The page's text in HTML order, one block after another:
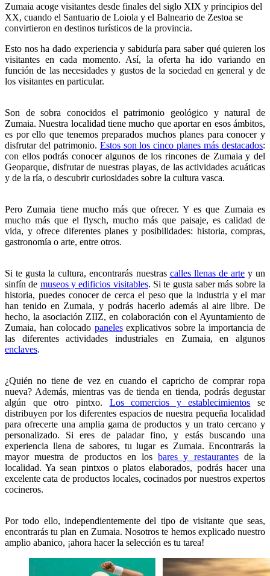
Zumaia acoge visitantes desde finales del siglo XIX y principios del
XX, cuando el Santuario de Loiola y el Balneario de Zestoa se
convirtieron en destinos turísticos de la provincia.
Esto nos ha dado experiencia y sabiduría para saber qué quieren los
visitantes en cada momento. Así, la oferta ha ido variando en
función de las necesidades y gustos de la sociedad en general y de
los visitantes en particular.
Son de sobra conocidos el patrimonio geológico y natural de
Zumaia. Nuestra localidad tiene mucho que aportar en esos ámbitos,
es por ello que tenemos preparados muchos planes para conocer y
disfrutar del patrimonio. Estos son los cinco planes más destacados:
con ellos podrás conocer algunos de los rincones de Zumaia y del
Geoparque, disfrutar de nuestras playas, de las actividades acuáticas
y de la ría, o descubrir curiosidades sobre la cultura vasca.
Pero Zumaia tiene mucho más que ofrecer. Y es que Zumaia es
mucho más que el flysch, mucho más que paisaje, es calidad de
vida, y ofrece diferentes planes y posibilidades: historia, compras,
gastronomía o arte, entre otros.
Si te gusta la cultura, encontrarás nuestras calles llenas de artey un
sinfín de museos y edificios visitables. Si te gusta saber más sobre la
historia, puedes conocer de cerca el peso que la industria y el mar
han tenido en Zumaia, y podrás hacerlo además al aire libre. De
hecho, la asociación ZIIZ, en colaboración con el Ayuntamiento de
Zumaia, han colocado panelesexplicativos sobre la importancia de
las diferentes actividades industriales en Zumaia, en algunos
enclaves.
¿Quién no tiene de vez en cuando el capricho de comprar ropa
nueva? Además, mientras vas de tienda en tienda, podrás degustar
algún que otro pintxo. Los comercios y establecimientos se
distribuyen por los diferentes espacios de nuestra pequeña localidad
para ofrecerte una amplia gama de productos y un trato cercano y
personalizado. Si eres de paladar fino, y estás buscando una
experiencia llena de sabores, tu lugar es Zumaia. Encontrarás la
mayor muestra de productos en losbares y restaurantesde la
localidad. Ya sean pintxos o platos elaborados, podrás hacer una
excelente cata de productos locales, cocinados por nuestros expertos
cocineros.
Por todo ello, independientemente del tipo de visitante que seas,
encontrarás tu plan en Zumaia. Nosotros te hemos explicado nuestro
amplio abanico, ¡ahora hacer la selección es tu tarea!